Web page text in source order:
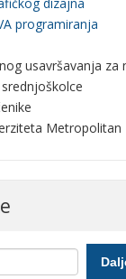
programiranja
usavršavanja za
Metropolitan